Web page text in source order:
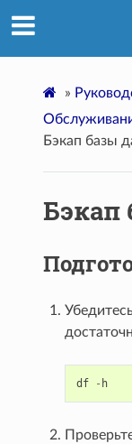
»
Бэкап базы
Бэкап
df - h